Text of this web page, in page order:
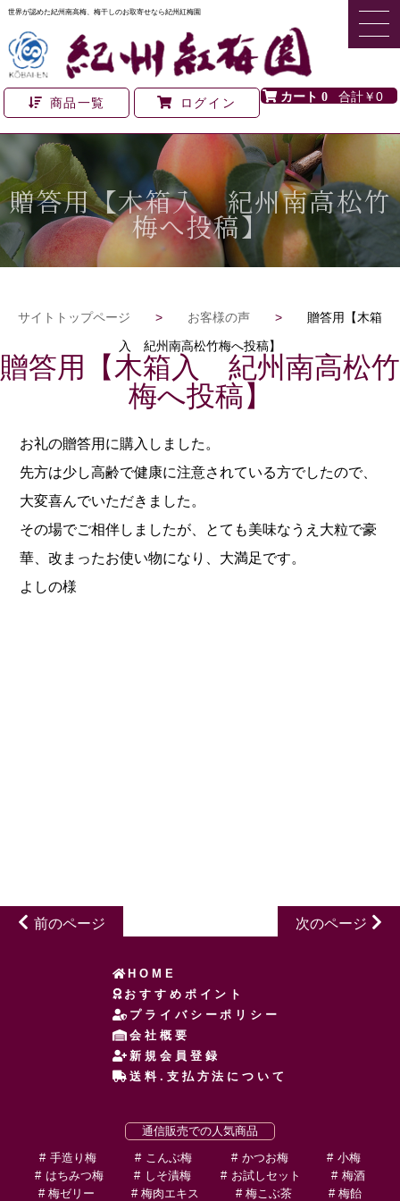
世界が認めた紀州南高梅、梅干しのお取寄せなら紀州紅梅園
商品一覧 ログイン 0 ￥0
贈答用【木箱入 紀州南高松竹
梅へ投稿】
サイトトップページ > お客様の声 >
贈答用【木箱
入 紀州南高松竹梅へ投稿】
贈答用【木箱入 紀州南高松竹
梅へ投稿】
お礼の贈答用に購入しました。
先方は少し高齢で健康に注意されている方でしたので、
大変喜んでいただきました。
その場でご相伴しましたが、とても美味なうえ大粒で豪
華、改まったお使い物になり、大満足です。
よしの様
前のページ 次のページ
HOME
おすすめポイント
プライバシーポリシー
会社概要
新規会員登録
送料.支払方法について
通信販売での人気商品
手造り梅
こんぶ梅 かつお梅
小梅
はちみつ梅
しそ漬梅 お試しセット
梅酒
梅ゼリー
梅肉エキス 梅こぶ茶 梅飴